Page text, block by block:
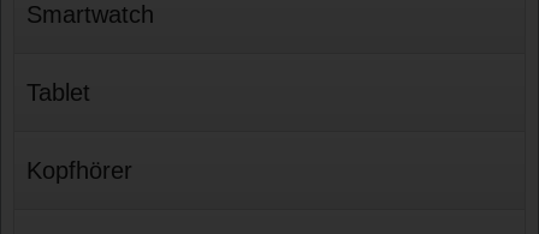
Smartwatch
Tablet
Kopfhörer